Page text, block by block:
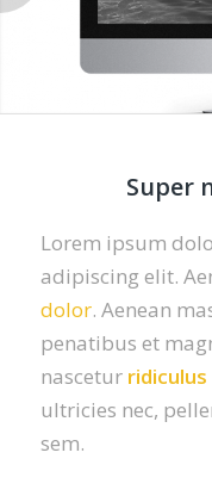
Super
Lorem ipsum
adipiscing elit.
dolor. Aenean
penatibus et
nascetur ridiculus
ultricies nec,
sem.